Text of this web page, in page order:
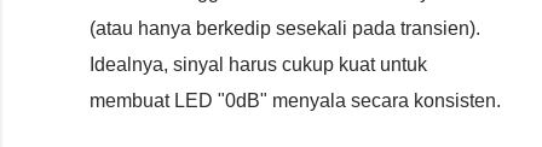
(atau hanya berkedip sesekali pada transien).
Idealnya, sinyal harus cukup kuat untuk
membuat LED "0dB" menyala secara konsisten.